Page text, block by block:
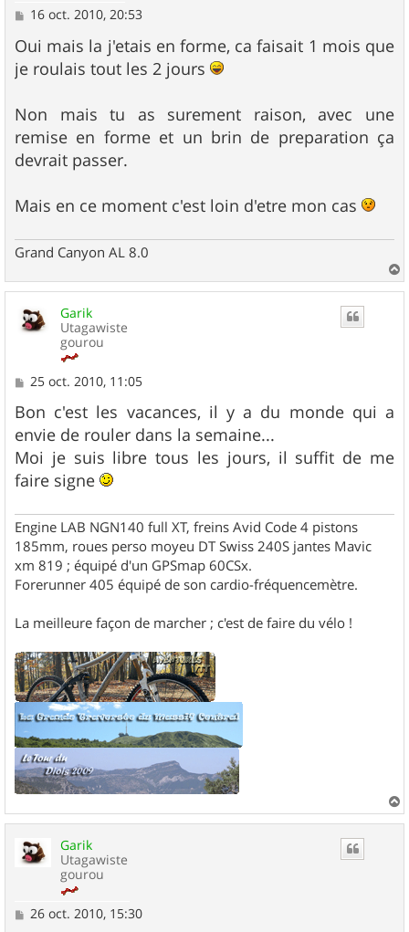
M
s
s
a
16 oct. 2010, 20:53
Oui mais la j'etais en forme, ca faisait 1 mois que
je roulais tout les 2 jours
Non mais tu as surement raison, avec une
remise en forme et un brin de preparation ça
devrait passer.
Mais en ce moment c'est loin d'etre mon cas
Grand Canyon AL 8.0
a
Garik
Utagawiste
gourou
M
s
s
a
g
e
25 oct. 2010, 11:05
Bon c'est les vacances, il y a du monde qui a
envie de rouler dans la semaine...
Moi je suis libre tous les jours, il suffit de me
faire signe
Engine LAB NGN140 full XT, freins Avid Code 4 pistons
185mm, roues perso moyeu DT Swiss 240S jantes Mavic
xm 819 ; équipé d'un GPSmap 60CSx.
Forerunner 405 équipé de son cardio-fréquencemètre.
La meilleure façon de marcher ; c'est de faire du vélo !
a
Garik
Utagawiste
gourou
M
26 oct. 2010, 15:30